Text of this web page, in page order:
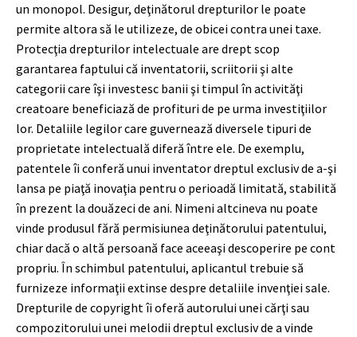
un monopol. Desigur, deţinătorul drepturilor le poate
permite altora să le utilizeze, de obicei contra unei taxe.
Protecţia drepturilor intelectuale are drept scop
garantarea faptului că inventatorii, scriitorii şi alte
categorii care îşi investesc banii şi timpul în activităţi
creatoare beneficiază de profituri de pe urma investiţiilor
lor. Detaliile legilor care guvernează diversele tipuri de
proprietate intelectuală diferă între ele. De exemplu,
patentele îi conferă unui inventator dreptul exclusiv de a-şi
lansa pe piaţă inovaţia pentru o perioadă limitată, stabilită
în prezent la douăzeci de ani. Nimeni altcineva nu poate
vinde produsul fără permisiunea deţinătorului patentului,
chiar dacă o altă persoană face aceeaşi descoperire pe cont
propriu. În schimbul patentului, aplicantul trebuie să
furnizeze informaţii extinse despre detaliile invenţiei sale.
Drepturile de copyright îi oferă autorului unei cărţi sau
compozitorului unei melodii dreptul exclusiv de a vinde